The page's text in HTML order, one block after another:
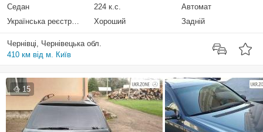
Седан
224 к.с.
Автомат
Українська реєстрація
Хороший Задній
Чернівці, Чернівецька обл.
410 км від м. Київ
15